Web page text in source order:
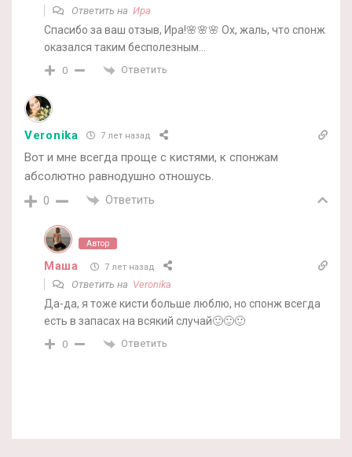
Ответить на Ира
Спасибо за ваш отзыв, Ира!🌸🌸🌸 Ох, жаль, что спонж
оказался таким бесполезным…
0 Ответить
Veronika 7 лет назад
Вот и мне всегда проще с кистями, к спонжам
абсолютно равнодушно отношусь.
0 Ответить
Автор
Маша 7 лет назад
Ответить на Veronika
Да-да, я тоже кисти больше люблю, но спонж всегда
есть в запасах на всякий случай🙂🙂🙂
0 Ответить